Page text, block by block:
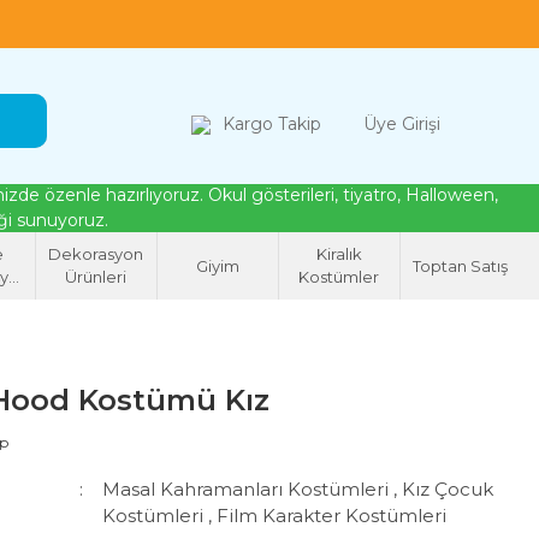
Kargo Takip Üye Girişi
özenle hazırlıyoruz. Okul gösterileri, tiyatro, Halloween,
sunuyoruz.
Dekorasyon
Ürünleri
Giyim
Kiralık
Kostümler
Toptan Satış
Kostümü Kız
Masal Kahramanları Kostümleri , Kız Çocuk
Kostümleri , Film Karakter Kostümleri